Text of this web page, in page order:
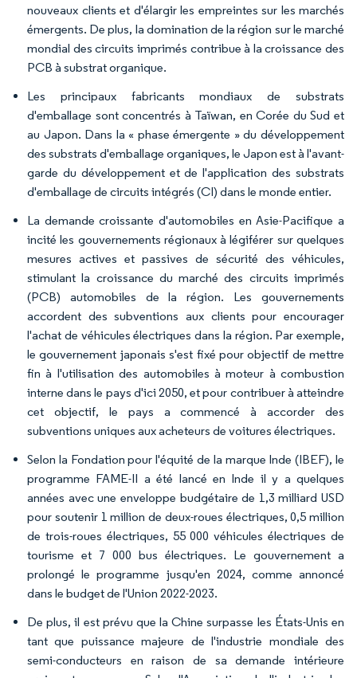
nouveaux clients et d'élargir les empreintes sur les marchés
émergents. De plus, la domination de la région sur le marché
mondial des circuits imprimés contribue à la croissance des
PCB à substrat organique.
Les principaux fabricants mondiaux de substrats
d'emballage sont concentrés à Taïwan, en Corée du Sud et
au Japon. Dans la « phase émergente » du développement
des substrats d'emballage organiques, le Japon est à l'avant-
garde du développement et de l'application des substrats
d'emballage de circuits intégrés (CI) dans le monde entier.
La demande croissante d'automobiles en Asie-Pacifique a
incité les gouvernements régionaux à légiférer sur quelques
mesures actives et passives de sécurité des véhicules,
stimulant la croissance du marché des circuits imprimés
(PCB) automobiles de la région. Les gouvernements
accordent des subventions aux clients pour encourager
l'achat de véhicules électriques dans la région. Par exemple,
le gouvernement japonais s'est fixé pour objectif de mettre
fin à l'utilisation des automobiles à moteur à combustion
interne dans le pays d'ici 2050, et pour contribuer à atteindre
cet objectif, le pays a commencé à accorder des
subventions uniques aux acheteurs de voitures électriques.
Selon la Fondation pour l'équité de la marque Inde (IBEF), le
programme FAME-II a été lancé en Inde il y a quelques
années avec une enveloppe budgétaire de 1,3 milliard USD
pour soutenir 1 million de deux-roues électriques, 0,5 million
de trois-roues électriques, 55 000 véhicules électriques de
tourisme et 7 000 bus électriques. Le gouvernement a
prolongé le programme jusqu'en 2024, comme annoncé
dans le budget de l'Union 2022-2023.
De plus, il est prévu que la Chine surpasse les États-Unis en
tant que puissance majeure de l'industrie mondiale des
semi-conducteurs en raison de sa demande intérieure